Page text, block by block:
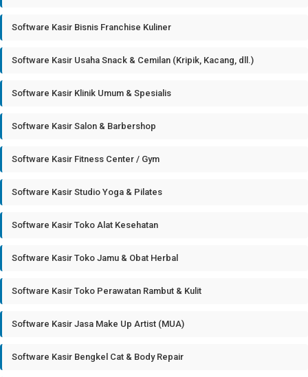
Software Kasir Bisnis Franchise Kuliner
Software Kasir Usaha Snack & Cemilan (Kripik, Kacang, dll.)
Software Kasir Klinik Umum & Spesialis
Software Kasir Salon & Barbershop
Software Kasir Fitness Center / Gym
Software Kasir Studio Yoga & Pilates
Software Kasir Toko Alat Kesehatan
Software Kasir Toko Jamu & Obat Herbal
Software Kasir Toko Perawatan Rambut & Kulit
Software Kasir Jasa Make Up Artist (MUA)
Software Kasir Bengkel Cat & Body Repair